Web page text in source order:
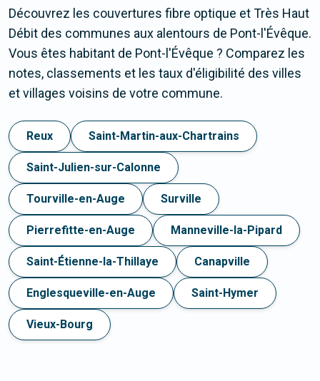
Découvrez les couvertures fibre optique et Très Haut
Débit des communes aux alentours de Pont-l'Évêque.
Vous êtes habitant de Pont-l'Évêque ? Comparez les
notes, classements et les taux d'éligibilité des villes
et villages voisins de votre commune.
Reux Saint-Martin-aux-Chartrains
Saint-Julien-sur-Calonne
Tourville-en-Auge Surville
Pierrefitte-en-Auge Manneville-la-Pipard
Saint-Étienne-la-Thillaye Canapville
Englesqueville-en-Auge Saint-Hymer
Vieux-Bourg